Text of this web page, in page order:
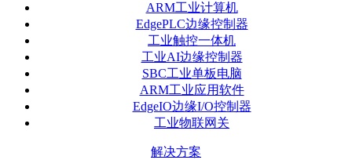
ARM工业计算机
EdgePLC边缘控制器
工业触控一体机
工业AI边缘控制器
SBC工业单板电脑
ARM工业应用软件
EdgeIO边缘I/O控制器
工业物联网关
解决方案